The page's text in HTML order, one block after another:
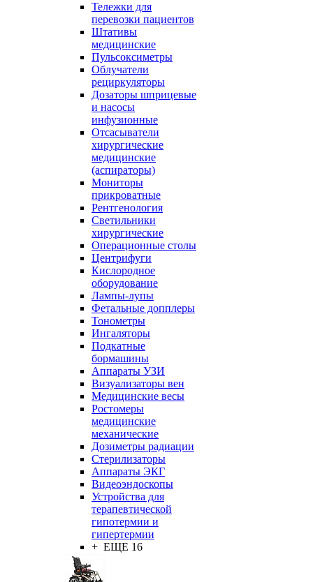
Тележки для
перевозки пациентов
Штативы
медицинские
Пульсоксиметры
Облучатели
рециркуляторы
Дозаторы шприцевые
и насосы
инфузионные
Отсасыватели
хирургические
медицинские
(аспираторы)
Мониторы
прикроватные
Рентгенология
Светильники
хирургические
Операционные столы
Центрифуги
Кислородное
оборудование
Лампы-лупы
Фетальные допплеры
Тонометры
Ингаляторы
Подкатные
бормашины
Аппараты УЗИ
Визуализаторы вен
Медицинские весы
Ростомеры
медицинские
механические
Дозиметры радиации
Стерилизаторы
Аппараты ЭКГ
Видеоэндоскопы
Устройства для
терапевтической
гипотермии и
гипертермии
+ ЕЩЕ 16